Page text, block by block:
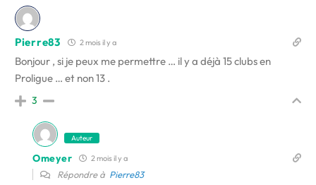
Pierre83 2 mois il y a
Bonjour , si je peux me permettre … il y a déjà 15 clubs en
Proligue … et non 13 .
3
Auteur
Omeyer 2 mois il y a
Répondre à Pierre83